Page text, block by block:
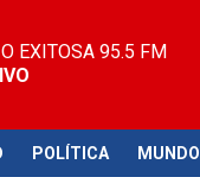
EXITOSA 95.5 FM
POLÍTICA MUNDO